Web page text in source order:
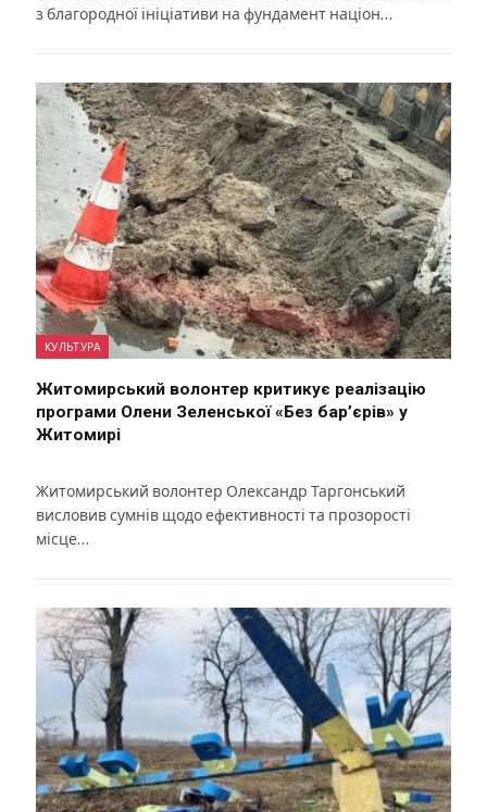
з благородної ініціативи на фундамент націон…
КУЛЬТУРА
Житомирський волонтер критикує реалізацію
програми Олени Зеленської «Без бар’єрів» у
Житомирі
Житомирський волонтер Олександр Таргонський
висловив сумнів щодо ефективності та прозорості
місце…